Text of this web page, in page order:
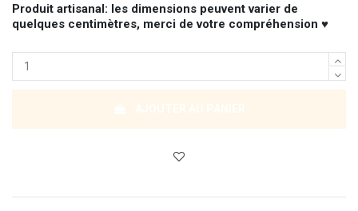
Produit artisanal: les dimensions peuvent varier de
quelques centimètres, merci de votre compréhension ♥